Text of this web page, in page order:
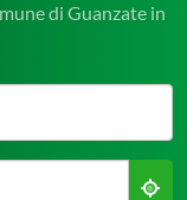
di Guanzate in